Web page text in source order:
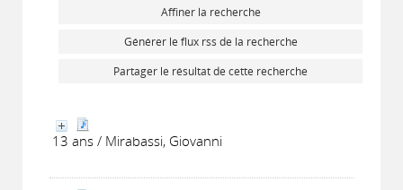
Affiner la recherche
Générer le flux rss de la recherche
Partager le résultat de cette recherche
13 ans / Mirabassi, Giovanni